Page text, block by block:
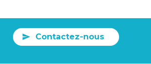
Contactez-nous